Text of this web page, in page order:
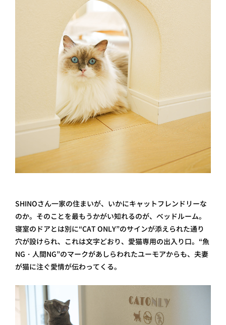
SHINOさん一家の住まいが、いかにキャットフレンドリーな
のか。そのことを最もうかがい知れるのが、ベッドルーム。
寝室のドアとは別に“CAT ONLY”のサインが添えられた通り
穴が設けられ、これは文字どおり、愛猫専用の出入り口。“魚
NG・人間NG”のマークがあしらわれたユーモアからも、夫妻
が猫に注ぐ愛情が伝わってくる。